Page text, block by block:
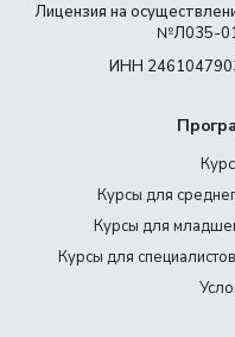
Лицензия на
№Л035-
ИНН
Курсы для
Курсы для
Курсы для